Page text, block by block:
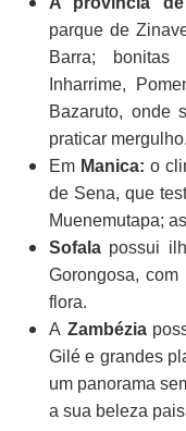
parque de
Barra;
Inharrime,
Bazaruto, onde
praticar mergulho.
Em Manica: o
de Sena, que
Muenemutapa;
Sofala possui
Gorongosa,
flora.
A Zambézia
Gilé e grandes
um panorama
a sua beleza